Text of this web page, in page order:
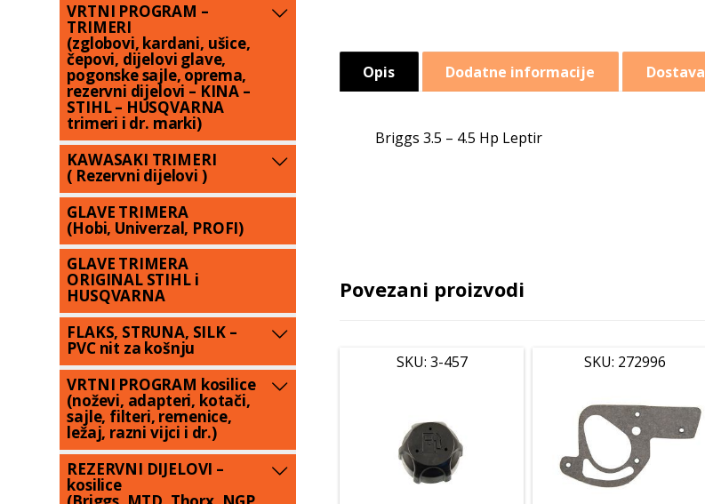
Opis Dodatne informacije Dostava
Briggs 3.5 – 4.5 Hp Leptir
Povezani proizvodi
SKU: 3-457 SKU: 272996
VRTNI PROGRAM –
TRIMERI
(zglobovi, kardani, ušice,
čepovi, dijelovi glave,
pogonske sajle, oprema,
rezervni dijelovi – KINA –
STIHL – HUSQVARNA
trimeri i dr. marki)
KAWASAKI TRIMERI
( Rezervni dijelovi )
GLAVE TRIMERA
(Hobi, Univerzal, PROFI)
GLAVE TRIMERA
ORIGINAL STIHL i
HUSQVARNA
FLAKS, STRUNA, SILK –
PVC nit za košnju
VRTNI PROGRAM kosilice
(noževi, adapteri, kotači,
sajle, filteri, remenice,
ležaj, razni vijci i dr.)
REZERVNI DIJELOVI –
kosilice